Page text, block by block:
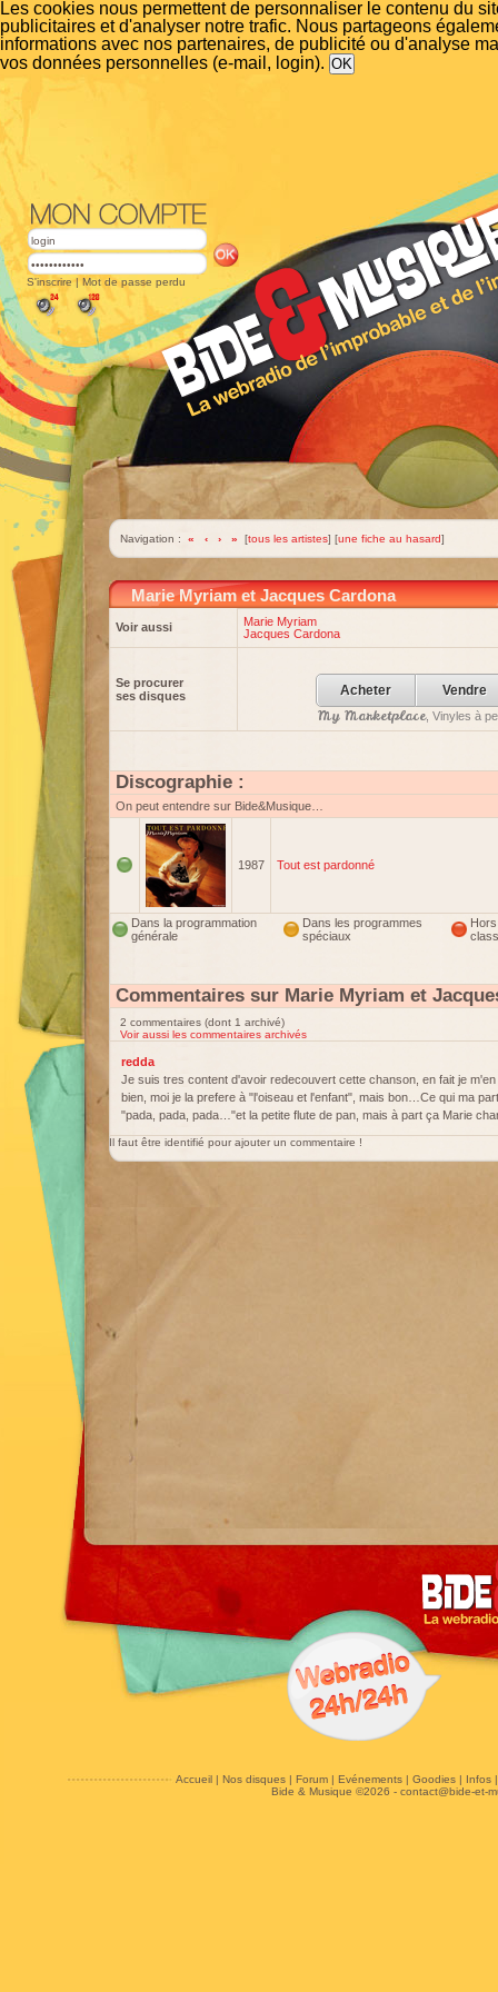
Les cookies nous permettent de personnaliser le contenu du
publicitaires et d'analyser notre trafic. Nous partageons
informations avec nos partenaires, de publicité ou d'analyse
vos données personnelles (e-mail, login).
S'inscrire | Mot de passe perdu
Navigation : « ‹ › » [tous les artistes] [une fiche au hasard]
Marie Myriam et Jacques Cardona
Voir aussi
Marie Myriam
Jacques Cardona
Se procurer
ses disques
Acheter Vendre
My Marketplace, Vinyles à
Discographie :
On peut entendre sur Bide&Musique…
1987 Tout est pardonné
Dans la programmation
générale
Dans les programmes
spéciaux
Hors
Commentaires sur Marie Myriam et
2 commentaires (dont 1 archivé)
Voir aussi les commentaires archivés
redda
Je suis tres content d'avoir redecouvert cette chanson, en fait je
bien, moi je la prefere à "l'oiseau et l'enfant", mais bon…Ce qui ma
"pada, pada, pada…"et la petite flute de pan, mais à part ça Marie
Il faut être identifié pour ajouter un commentaire !
Accueil| Nos disques| Forum| Evénements| Goodies| Infos
Bide & Musique ©2026 - contact@bide-et-